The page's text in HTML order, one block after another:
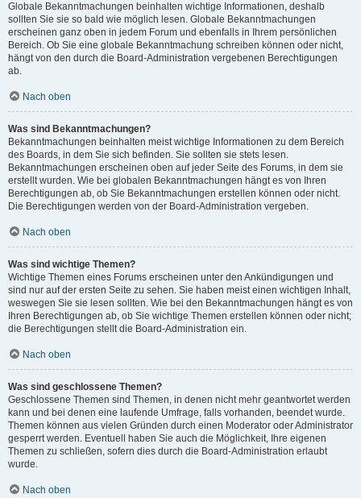
Globale Bekanntmachungen beinhalten wichtige Informationen, deshalb
sollten Sie sie so bald wie möglich lesen. Globale Bekanntmachungen
erscheinen ganz oben in jedem Forum und ebenfalls in Ihrem persönlichen
Bereich. Ob Sie eine globale Bekanntmachung schreiben können oder nicht,
hängt von den durch die Board-Administration vergebenen Berechtigungen
ab.
Nach oben
Was sind Bekanntmachungen?
Bekanntmachungen beinhalten meist wichtige Informationen zu dem Bereich
des Boards, in dem Sie sich befinden. Sie sollten sie stets lesen.
Bekanntmachungen erscheinen oben auf jeder Seite des Forums, in dem sie
erstellt wurden. Wie bei globalen Bekanntmachungen hängt es von Ihren
Berechtigungen ab, ob Sie Bekanntmachungen erstellen können oder nicht.
Die Berechtigungen werden von der Board-Administration vergeben.
Nach oben
Was sind wichtige Themen?
Wichtige Themen eines Forums erscheinen unter den Ankündigungen und
sind nur auf der ersten Seite zu sehen. Sie haben meist einen wichtigen Inhalt,
weswegen Sie sie lesen sollten. Wie bei den Bekanntmachungen hängt es von
Ihren Berechtigungen ab, ob Sie wichtige Themen erstellen können oder nicht;
die Berechtigungen stellt die Board-Administration ein.
Nach oben
Was sind geschlossene Themen?
Geschlossene Themen sind Themen, in denen nicht mehr geantwortet werden
kann und bei denen eine laufende Umfrage, falls vorhanden, beendet wurde.
Themen können aus vielen Gründen durch einen Moderator oder Administrator
gesperrt werden. Eventuell haben Sie auch die Möglichkeit, Ihre eigenen
Themen zu schließen, sofern dies durch die Board-Administration erlaubt
wurde.
Nach oben